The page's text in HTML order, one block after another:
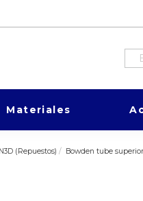
Materiales
(Repuestos) Bowden tube